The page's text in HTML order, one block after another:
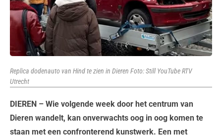
Replica dodenauto van Hind te zien in Dieren Foto: Still YouTube RTV
Utrecht
DIEREN – Wie volgende week door het centrum van
Dieren wandelt, kan onverwachts oog in oog komen te
staan met een confronterend kunstwerk. Een met